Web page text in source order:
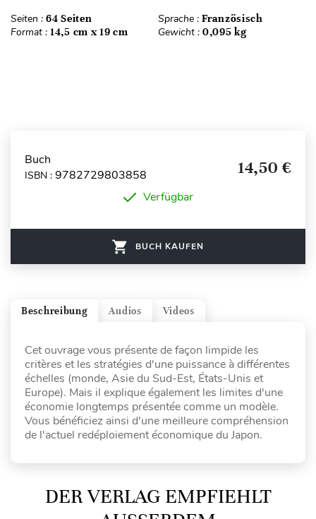
Seiten : 64 Seiten Sprache : Französisch
Format : 14,5 cm x 19 cm Gewicht : 0,095 kg
Buch
ISBN : 9782729803858 14,50 €
Verfügbar
BUCH KAUFEN
Videos
Audios
Beschreibung
Cet ouvrage vous présente de façon limpide les
critères et les stratégies d'une puissance à différentes
échelles (monde, Asie du Sud-Est, États-Unis et
Europe). Mais il explique également les limites d'une
économie longtemps présentée comme un modèle.
Vous bénéficiez ainsi d'une meilleure compréhension
de l'actuel redéploiement économique du Japon.
DER VERLAG EMPFIEHLT